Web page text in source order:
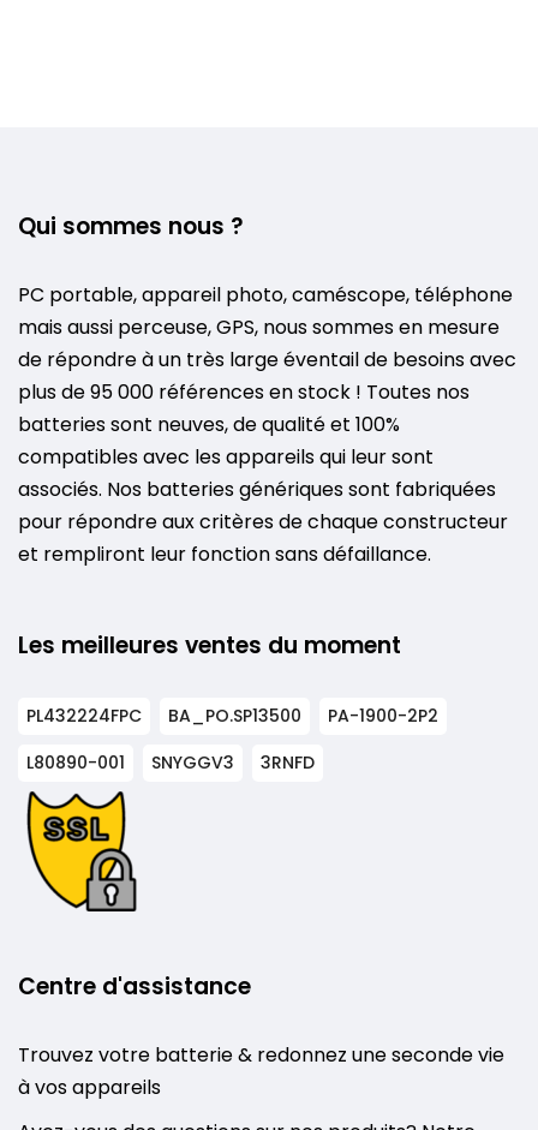
Qui sommes nous ?
PC portable, appareil photo, caméscope, téléphone
mais aussi perceuse, GPS, nous sommes en mesure
de répondre à un très large éventail de besoins avec
plus de 95 000 références en stock ! Toutes nos
batteries sont neuves, de qualité et 100%
compatibles avec les appareils qui leur sont
associés. Nos batteries génériques sont fabriquées
pour répondre aux critères de chaque constructeur
et rempliront leur fonction sans défaillance.
Les meilleures ventes du moment
PL432224FPC BA_PO.SP13500
PA-1900-2P2
L80890-001
SNYGGV3 3RNFD
Centre d'assistance
Trouvez votre batterie & redonnez une seconde vie
à vos appareils